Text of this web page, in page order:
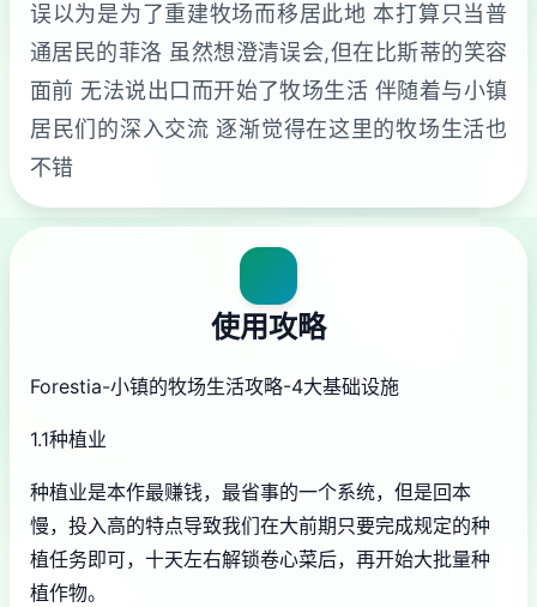
误以为是为了重建牧场而移居此地 本打算只当普
通居民的菲洛 虽然想澄清误会,但在比斯蒂的笑容
面前 无法说出口而开始了牧场生活 伴随着与小镇
居民们的深入交流 逐渐觉得在这里的牧场生活也
不错
使用攻略
Forestia-小镇的牧场生活攻略-4大基础设施
1.1种植业
种植业是本作最赚钱，最省事的一个系统，但是回本
慢，投入高的特点导致我们在大前期只要完成规定的种
植任务即可，十天左右解锁卷心菜后，再开始大批量种
植作物。